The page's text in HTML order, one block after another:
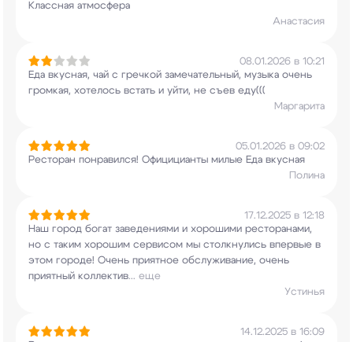
Классная атмосфера
Анастасия
08.01.2026 в 10:21
Еда вкусная, чай с гречкой замечательный, музыка очень
громкая, хотелось встать и уйти, не съев еду(((
Маргарита
05.01.2026 в 09:02
Ресторан понравился! Официцианты милые Еда вкусная
Полина
17.12.2025 в 12:18
Наш город богат заведениями и хорошими ресторанами,
но с таким хорошим сервисом мы столкнулись впервые в
этом городе! Очень приятное обслуживание, очень
приятный коллектив... еще
Устинья
14.12.2025 в 16:09